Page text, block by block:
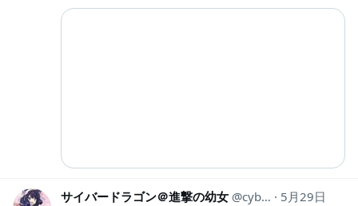
サイバードラゴン＠進撃の幼女 cyber_dragon28
5月29日